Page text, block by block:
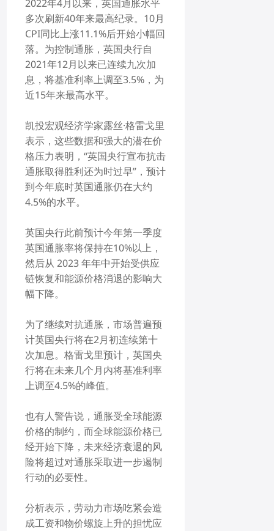
2022年4月以来，英国通胀水平
多次刷新40年来最高纪录。10月
CPI同比上涨11.1%后开始小幅回
落。为控制通胀，英国央行自
2021年12月以来已连续九次加
息，将基准利率上调至3.5%，为
近15年来最高水平。
凯投宏观经济学家露丝·格雷戈里
表示，这些数据和强大的潜在价
格压力表明，“英国央行宣布抗击
通胀取得胜利还为时过早”，预计
到今年底时英国通胀仍在大约
4.5%的水平。
英国央行此前预计今年第一季度
英国通胀率将保持在10%以上，
然后从 2023 年年中开始受供应
链恢复和能源价格消退的影响大
幅下降。
为了继续对抗通胀，市场普遍预
计英国央行将在2月初连续第十
次加息。格雷戈里预计，英国央
行将在未来几个月内将基准利率
上调至4.5%的峰值。
也有人警告说，通胀受全球能源
价格的制约，而全球能源价格已
经开始下降，未来经济衰退的风
险将超过对通胀采取进一步遏制
行动的必要性。
分析表示，劳动力市场吃紧会造
成工资和物价螺旋上升的担忧应